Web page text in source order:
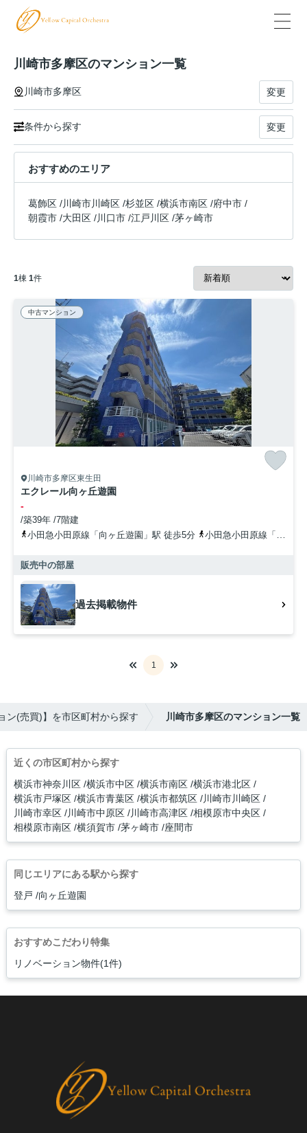
川崎市多摩区のマンション一覧
川崎市多摩区 変更
条件から探す 変更
おすすめのエリア
葛飾区 /川崎市川崎区 /杉並区 /横浜市南区 /府中市 /
朝霞市 /大田区 /川口市 /江戸川区 /茅ヶ崎市
1棟 1件
中古マンション
川崎市多摩区東生田
エクレール向ヶ丘遊園
-
/築39年 /7階建
小田急小田原線「向ヶ丘遊園」駅 徒歩5分
小田急小田原線「登戸」駅 徒歩12分
販売中の部屋
過去掲載物件
1
ン(売買)】を市区町村から探す 川崎市多摩区のマンション一覧
近くの市区町村から探す
横浜市神奈川区 横浜市中区 横浜市南区 横浜市港北区
横浜市戸塚区 横浜市青葉区 横浜市都筑区 川崎市川崎区
川崎市幸区 川崎市中原区 川崎市高津区 相模原市中央区
相模原市南区 横須賀市 茅ヶ崎市 座間市
同じエリアにある駅から探す
登戸 向ヶ丘遊園
おすすめこだわり特集
リノベーション物件(1件)